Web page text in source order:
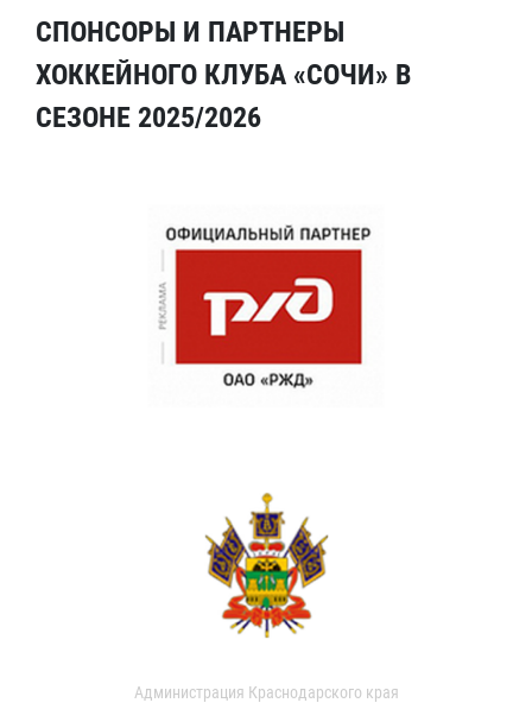
СПОНСОРЫ И ПАРТНЕРЫ
ХОККЕЙНОГО КЛУБА «СОЧИ» В
СЕЗОНЕ 2025/2026
Администрация Краснодарского края